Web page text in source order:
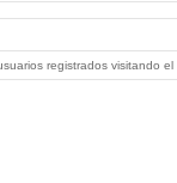
registrados visitando